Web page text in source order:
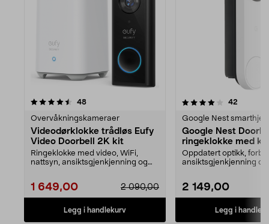
48anmeldelser
Overvåkningskameraer
Videodørklokke trådløs Eufy
Video Doorbell 2K kit
Ringeklokke med video, WiFi,
nattsyn, ansiktsgjenkjenning og
2 090,00
1 649,00
Legg i handlekurv
4.0av 5 stjerner 42
Google Nest
Google Nest
ringeklokke med
Oppdatert optikk,
ansiktsgjenkjenning
2 149,00
Legg i
4.5av 5 stjerner